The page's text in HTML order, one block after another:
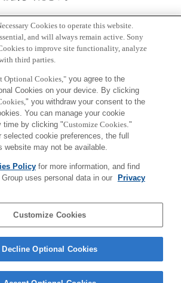
ース]
ョンツール「ほしいものナビBeta」 サー
Beta
Computer Science Laboratories, Inc.,
Cookies to operate this website.
and will always remain active. Sony
to improve site functionality, analyze
third parties.
Optional Cookies,"you agree to the
Cookies on your device. By clicking
" you withdraw your consent to the
You can manage your cookie
time by clicking "Customize Cookies."
selected cookie preferences, the full
website may not be available.
Policyfor more information, and find
uses personal data in our
Privacy
Customize Cookies
Decline Optional Cookies